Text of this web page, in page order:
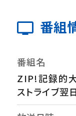
番組
番組名
ZIP!記録的
ストライブ翌